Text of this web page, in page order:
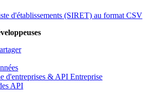
d'établissements (SIRET) au format CSV
d'entreprises & API Entreprise
API